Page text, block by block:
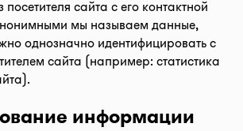
сайта с его контактной
мы называем данные,
однозначно идентифицировать с
сайта (например: статистика
информации